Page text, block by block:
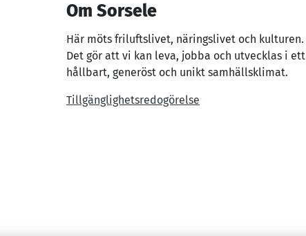
Om Sorsele
Här möts friluftslivet, näringslivet och kulturen.
Det gör att vi kan leva, jobba och utvecklas i ett
hållbart, generöst och unikt samhällsklimat.
Tillgänglighetsredogörelse